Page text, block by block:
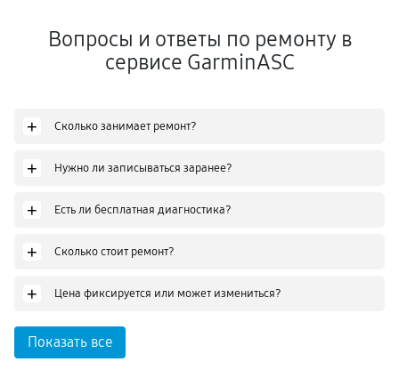
Вопросы и ответы по ремонту в
сервисе GarminASC
+ Сколько занимает ремонт?
+ Нужно ли записываться заранее?
+ Есть ли бесплатная диагностика?
+ Сколько стоит ремонт?
+ Цена фиксируется или может измениться?
Показать все